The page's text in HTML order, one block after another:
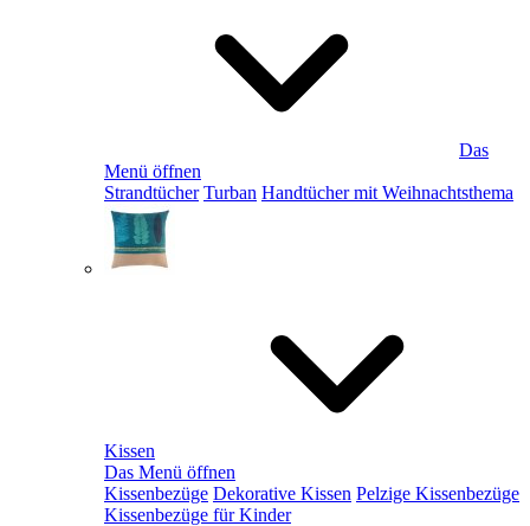
Das
Menü öffnen
Strandtücher Turban Handtücher mit Weihnachtsthema
Kissen
Das Menü öffnen
Kissenbezüge Dekorative Kissen Pelzige Kissenbezüge
Kissenbezüge für Kinder